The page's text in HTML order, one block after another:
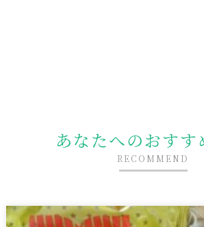
あなたへのおすす
RECOMMEND